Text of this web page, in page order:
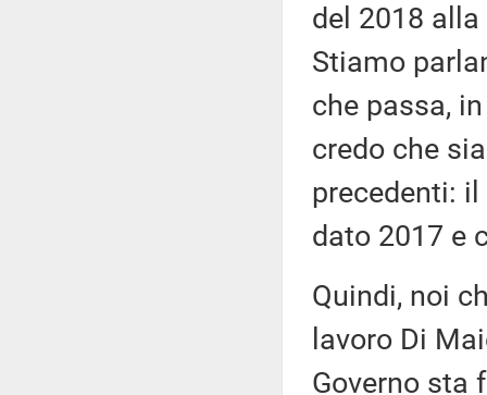
del 2018
Stiamo
che passa,
credo che
precedenti:
dato 2017 e
Quindi, noi
lavoro Di
Governo sta